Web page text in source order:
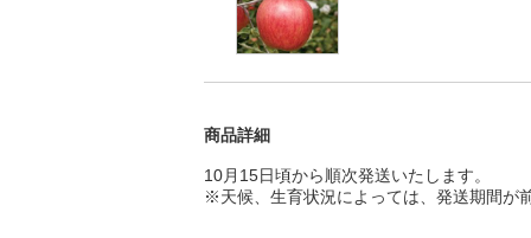
商品詳細
10月15日頃から順次発送いたします。
※天候、生育状況によっては、発送期間が